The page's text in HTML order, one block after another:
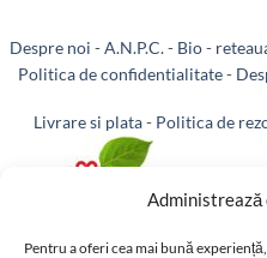
Administrează
Pentru a oferi cea mai bună
Despre noi -A.N.P.C.- Bio-
Politica de confidentialitate-
Livrare si plata- Politica de